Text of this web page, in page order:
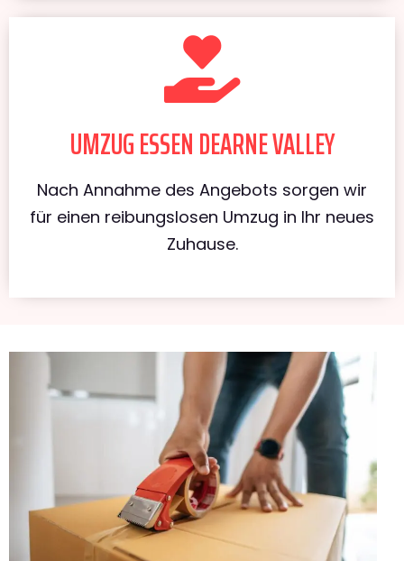
UMZUG ESSEN DEARNE VALLEY
Nach Annahme des Angebots sorgen wir
für einen reibungslosen Umzug in Ihr neues
Zuhause.